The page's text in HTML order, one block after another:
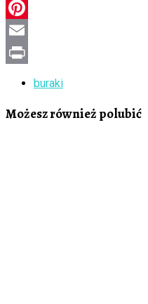
Facebook
Pinterest
Email
buraki
Możesz również polubić